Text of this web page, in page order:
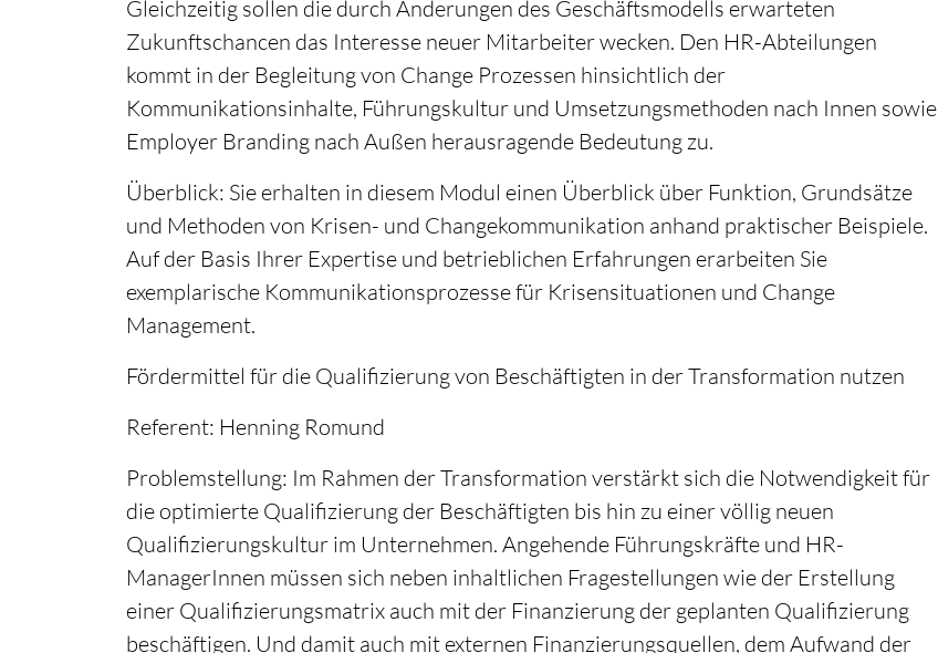
Gleichzeitig sollen die durch Änderungen des Geschäftsmodells erwarteten
Zukunftschancen das Interesse neuer Mitarbeiter wecken. Den HR-Abteilungen
kommt in der Begleitung von Change Prozessen hinsichtlich der
Kommunikationsinhalte, Führungskultur und Umsetzungsmethoden nach Innen sowie
Employer Branding nach Außen herausragende Bedeutung zu.
Überblick: Sie erhalten in diesem Modul einen Überblick über Funktion, Grundsätze
und Methoden von Krisen- und Changekommunikation anhand praktischer Beispiele.
Auf der Basis Ihrer Expertise und betrieblichen Erfahrungen erarbeiten Sie
exemplarische Kommunikationsprozesse für Krisensituationen und Change
Management.
Fördermittel für die Qualifizierung von Beschäftigten in der Transformation nutzen
Referent: Henning Romund
Problemstellung: Im Rahmen der Transformation verstärkt sich die Notwendigkeit für
die optimierte Qualifizierung der Beschäftigten bis hin zu einer völlig neuen
Qualifizierungskultur im Unternehmen. Angehende Führungskräfte und HR-
ManagerInnen müssen sich neben inhaltlichen Fragestellungen wie der Erstellung
einer Qualifizierungsmatrix auch mit der Finanzierung der geplanten Qualifizierung
beschäftigen. Und damit auch mit externen Finanzierungsquellen, dem Aufwand der